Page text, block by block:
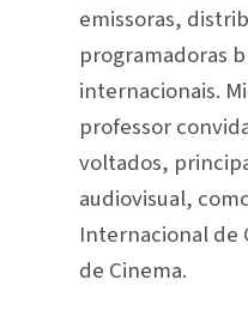
emissoras,
programadoras
internacionais.
professor
voltados,
audiovisual,
Internacional de
de Cinema.